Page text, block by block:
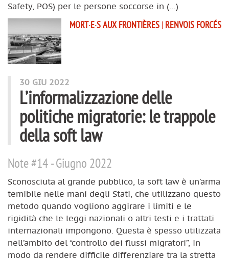
Safety, POS) per le persone soccorse in (…)
MORT·E·S AUX FRONTIÈRES | RENVOIS FORCÉS
30 GIU 2022
L’informalizzazione delle
politiche migratorie: le trappole
della soft law
Note #14 - Giugno 2022
Sconosciuta al grande pubblico, la soft law è un’arma
temibile nelle mani degli Stati, che utilizzano questo
metodo quando vogliono aggirare i limiti e le
rigidità che le leggi nazionali o altri testi e i trattati
internazionali impongono. Questa è spesso utilizzata
nell’ambito del “controllo dei flussi migratori”, in
modo da rendere difficile differenziare tra la stretta